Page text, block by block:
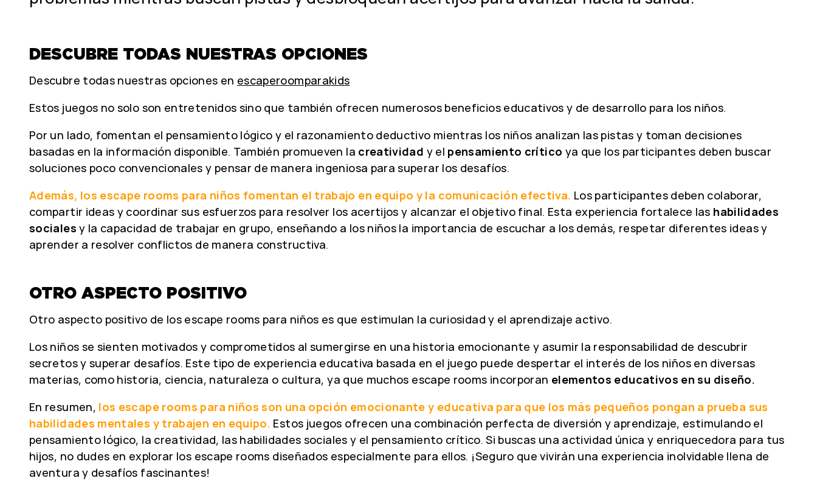
DESCUBRE TODAS NUESTRAS OPCIONES
Descubre todas nuestras opciones en escaperoomparakids
Estos juegos no solo son entretenidos sino que también ofrecen numerosos beneficios educativos y de desarrollo para los niños.
Por un lado, fomentan el pensamiento lógico y el razonamiento deductivo mientras los niños analizan las pistas y toman decisiones
basadas en la información disponible. También promueven la creatividad y el pensamiento crítico ya que los participantes deben buscar
soluciones poco convencionales y pensar de manera ingeniosa para superar los desafíos.
Además, los escape rooms para niños fomentan el trabajo en equipo y la comunicación efectiva. Los participantes deben colaborar,
compartir ideas y coordinar sus esfuerzos para resolver los acertijos y alcanzar el objetivo final. Esta experiencia fortalece las habilidades
sociales y la capacidad de trabajar en grupo, enseñando a los niños la importancia de escuchar a los demás, respetar diferentes ideas y
aprender a resolver conflictos de manera constructiva.
OTRO ASPECTO POSITIVO
Otro aspecto positivo de los escape rooms para niños es que estimulan la curiosidad y el aprendizaje activo.
Los niños se sienten motivados y comprometidos al sumergirse en una historia emocionante y asumir la responsabilidad de descubrir
secretos y superar desafíos. Este tipo de experiencia educativa basada en el juego puede despertar el interés de los niños en diversas
materias, como historia, ciencia, naturaleza o cultura, ya que muchos escape rooms incorporan elementos educativos en su diseño.
En resumen, los escape rooms para niños son una opción emocionante y educativa para que los más pequeños pongan a prueba sus
habilidades mentales y trabajen en equipo. Estos juegos ofrecen una combinación perfecta de diversión y aprendizaje, estimulando el
pensamiento lógico, la creatividad, las habilidades sociales y el pensamiento crítico. Si buscas una actividad única y enriquecedora para tus
hijos, no dudes en explorar los escape rooms diseñados especialmente para ellos. ¡Seguro que vivirán una experiencia inolvidable llena de
aventura y desafíos fascinantes!